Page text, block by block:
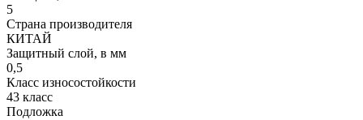
5
Страна производителя
КИТАЙ
Защитный слой, в мм
0,5
Класс износостойкости
43 класс
Подложка